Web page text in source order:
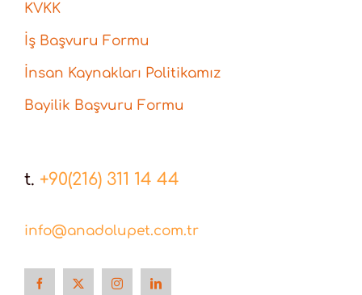
KVKK
İş Başvuru Formu
İnsan Kaynakları Politikamız
Bayilik Başvuru Formu
t. +90(216) 311 14 44
info@anadolupet.com.tr